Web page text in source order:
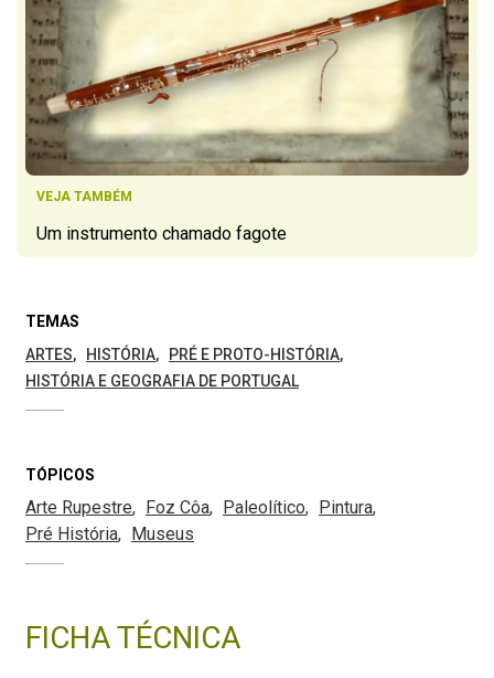
VEJA TAMBÉM
Um instrumento chamado fagote
TEMAS
ARTES
HISTÓRIA
PRÉ E PROTO-HISTÓRIA
HISTÓRIA E GEOGRAFIA DE PORTUGAL
TÓPICOS
Arte Rupestre Foz Côa Paleolítico
Pintura
Pré História
Museus
FICHA TÉCNICA